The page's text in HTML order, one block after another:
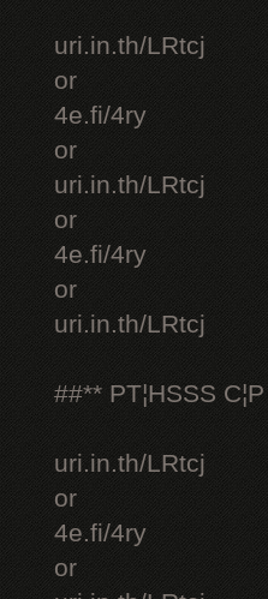
uri.in.th/LRtcj
or
4e.fi/4ry
or
uri.in.th/LRtcj
or
4e.fi/4ry
or
uri.in.th/LRtcj
##** PT¦HSSS
uri.in.th/LRtcj
or
4e.fi/4ry
or